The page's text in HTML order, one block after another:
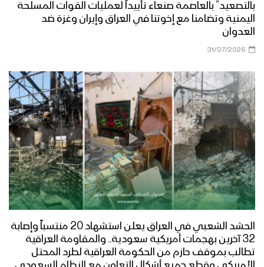
بالتصعيد” بالعاصمة صنعاء تأييداً لعمليات القوات المسلحة
اليمنية وتضامنا مع إخوتنا في العراق وإيران وغزة ضد
العدوان
31/07/2026
الحشد الشعبي في العراق يعلن استشهاد 20 منتسباً وإصابة
32 آخرين بهجمات أمريكية سعودية.. والمقاومة العراقية
تطالب بموقف حازم من الحكومة العراقية لطرد المحتل